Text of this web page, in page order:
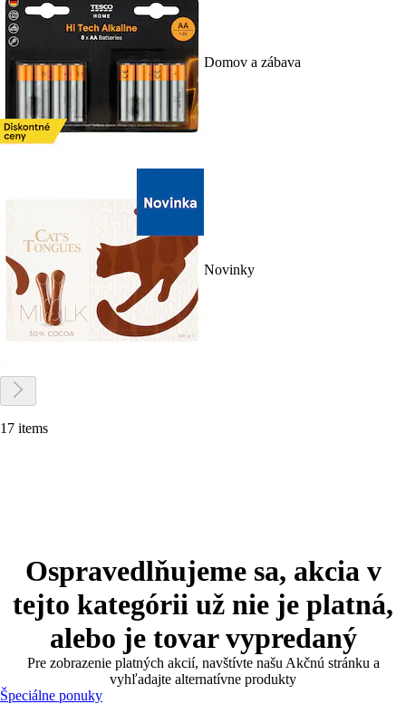
Domov a zábava
Novinky
17 items
Ospravedlňujeme sa, akcia v
tejto kategórii už nie je platná,
alebo je tovar vypredaný
Pre zobrazenie platných akcií, navštívte našu Akčnú stránku a
vyhľadajte alternatívne produkty
Špeciálne ponuky